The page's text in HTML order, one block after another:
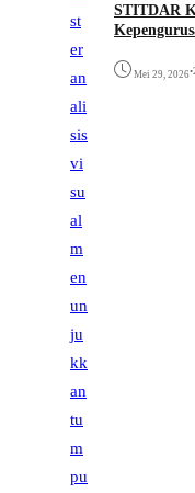
STITDAR
Mei 29, 2026•